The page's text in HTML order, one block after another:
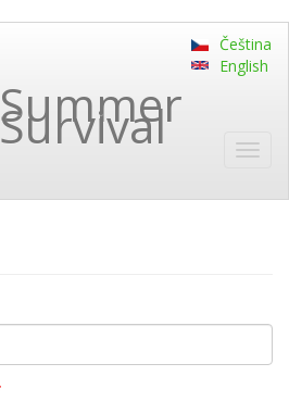
Summer
Survival
Čeština
English